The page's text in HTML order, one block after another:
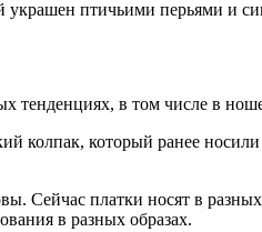
птичьими перьями и
тенденциях, в том числе в
колпак, который ранее
Сейчас платки носят в
в разных образах.